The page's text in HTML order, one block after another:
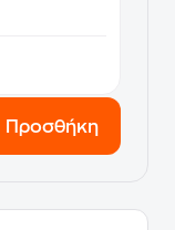
Προσθήκη